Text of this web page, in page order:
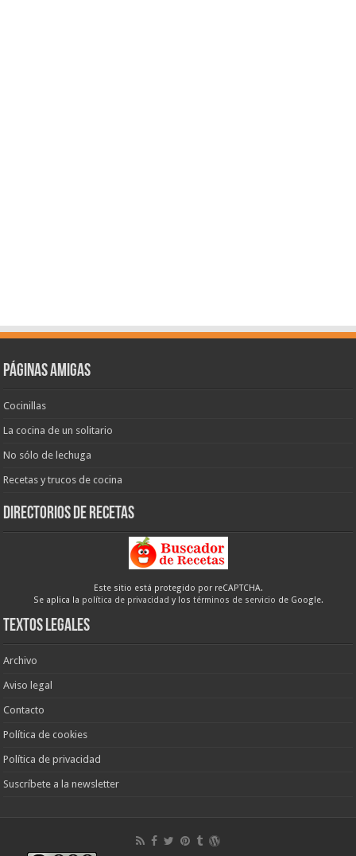
Páginas amigas
Cocinillas
La cocina de un solitario
No sólo de lechuga
Recetas y trucos de cocina
Directorios de recetas
Este sitio está protegido por reCAPTCHA.
Se aplica la política de privacidad y los términos de servicio de Google.
Textos legales
Archivo
Aviso legal
Contacto
Política de cookies
Política de privacidad
Suscríbete a la newsletter